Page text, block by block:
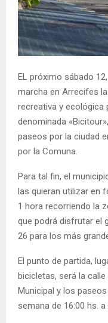
EL próximo sábado
marcha en Arrecifes
recreativa y ecológica
denominada
paseos por la ciudad
por la Comuna.
Para tal fin, el
las quieran utilizar en
1 hora recorriendo la
que podrá disfrutar el
26 para los más
El punto de partida,
bicicletas, será la
Municipal y los
semana de 16:00 hs. a